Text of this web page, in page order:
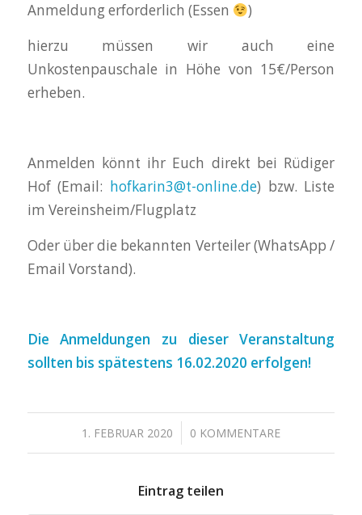
Anmeldung erforderlich (Essen
)
hierzu müssen wir auch eine
Unkostenpauschale in Höhe von 15€/Person
erheben.
Anmelden könnt ihr Euch direkt bei Rüdiger
Hof (Email: hofkarin3@t-online.de) bzw. Liste
im Vereinsheim/Flugplatz
Oder über die bekannten Verteiler (WhatsApp /
Email Vorstand).
Die Anmeldungen zu dieser Veranstaltung
sollten bis spätestens 16.02.2020 erfolgen!
1. FEBRUAR 2020
/ 0 KOMMENTARE
Eintrag teilen